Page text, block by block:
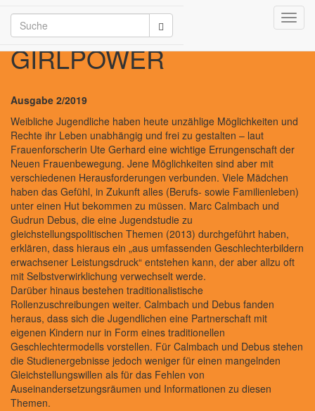
girlpower/2026
GIRLPOWER
Ausgabe 2/2019
Weibliche Jugendliche haben heute unzählige Möglichkeiten und
Rechte ihr Leben unabhängig und frei zu gestalten – laut
Frauenforscherin Ute Gerhard eine wichtige Errungenschaft der
Neuen Frauenbewegung. Jene Möglichkeiten sind aber mit
verschiedenen Herausforderungen verbunden. Viele Mädchen
haben das Gefühl, in Zukunft alles (Berufs- sowie Familienleben)
unter einen Hut bekommen zu müssen. Marc Calmbach und
Gudrun Debus, die eine Jugendstudie zu
gleichstellungspolitischen Themen (2013) durchgeführt haben,
erklären, dass hieraus ein „aus umfassenden Geschlechterbildern
erwachsener Leistungsdruck“ entstehen kann, der aber allzu oft
mit Selbstverwirklichung verwechselt werde.
Darüber hinaus bestehen traditionalistische
Rollenzuschreibungen weiter. Calmbach und Debus fanden
heraus, dass sich die Jugendlichen eine Partnerschaft mit
eigenen Kindern nur in Form eines traditionellen
Geschlechtermodells vorstellen. Für Calmbach und Debus stehen
die Studienergebnisse jedoch weniger für einen mangelnden
Gleichstellungswillen als für das Fehlen von
Auseinandersetzungsräumen und Informationen zu diesen
Themen.